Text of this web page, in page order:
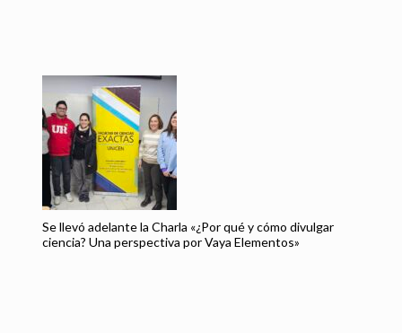
Se llevó adelante la Charla «¿Por qué y cómo divulgar
ciencia? Una perspectiva por Vaya Elementos»